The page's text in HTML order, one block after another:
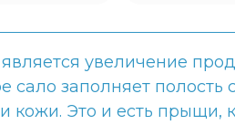
увеличение
сало заполняет полость
кожи. Это и есть прыщи,